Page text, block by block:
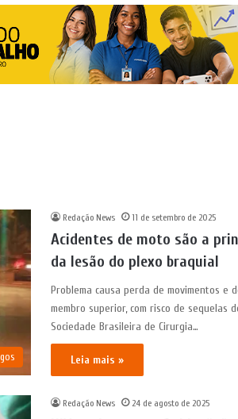
Redação News 11 de setembro de 2025
Acidentes de moto são a
da lesão do plexo braquial
Problema causa perda de movimentos e
membro superior, com risco de sequelas
Sociedade Brasileira de Cirurgia…
Leia mais »
Redação News 24 de agosto de 2025